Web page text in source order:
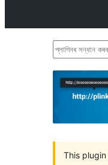
প্লাগিনৰ
কৰক
This plugin